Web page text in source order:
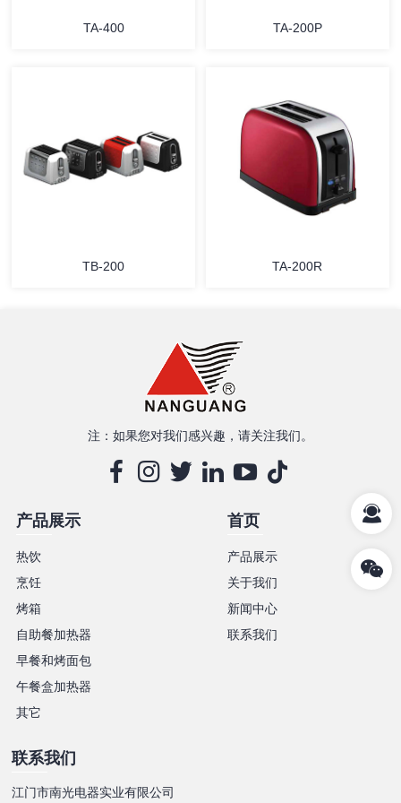
详情
TA-400
详情
TA-200P
TB-200 TA-200R
注：如果您对我们感兴趣，请关注我们。
产品展示
热饮
烹饪
烤箱
自助餐加热器
早餐和烤面包
午餐盒加热器
其它
首页
产品展示
关于我们
新闻中心
联系我们
联系我们
江门市南光电器实业有限公司